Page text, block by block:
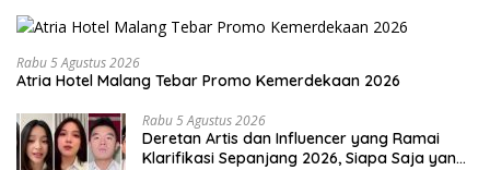
Rabu 5 Agustus 2026
Atria Hotel Malang Tebar Promo Kemerdekaan 2026
Rabu 5 Agustus 2026
Deretan Artis dan Influencer yang Ramai
Klarifikasi Sepanjang 2026, Siapa Saja yang